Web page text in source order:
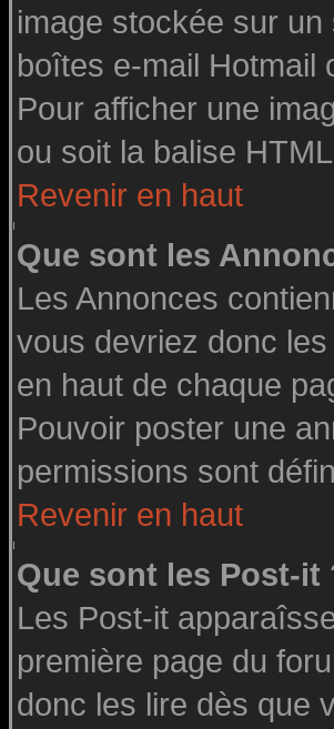
image stockée sur
boîtes e-mail Hotmail
Pour afficher une
ou soit la balise
Revenir en haut
Que sont les
Les Annonces
vous devriez donc
en haut de chaque
Pouvoir poster une
permissions sont
Revenir en haut
Que sont les Post-it
Les Post-it
première page du
donc les lire dès que